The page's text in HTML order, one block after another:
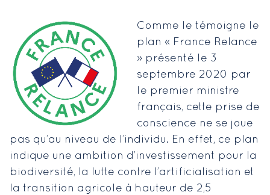
Comme le témoigne le
plan « France Relance
» présenté le 3
septembre 2020 par
le premier ministre
français, cette prise de
conscience ne se joue
pas qu’au niveau de l’individu. En effet, ce plan
indique une ambition d’investissement pour la
biodiversité, la lutte contre l’artificialisation et
la transition agricole à hauteur de 2,5